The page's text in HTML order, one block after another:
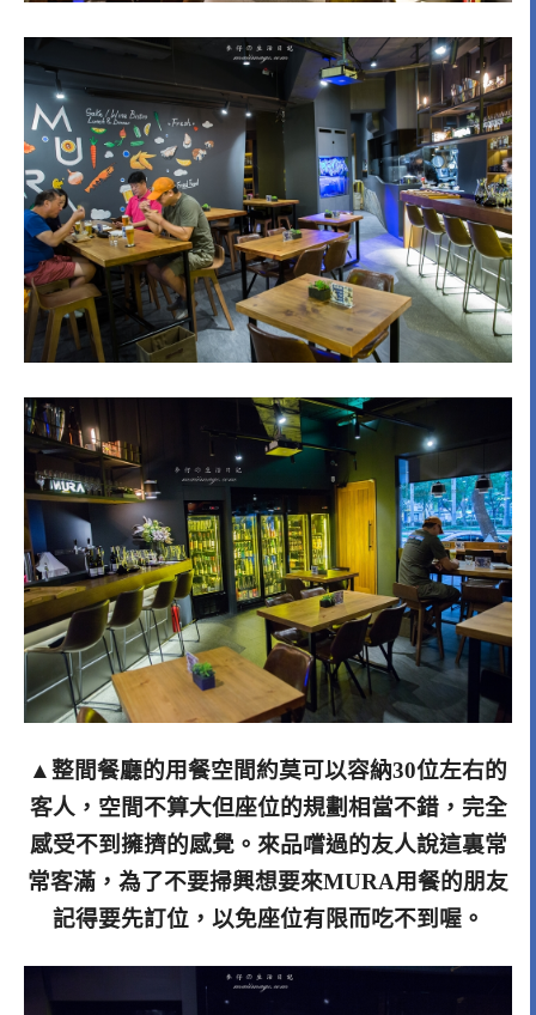
▲整間餐廳的用餐空間約莫可以容納30位左右的
客人，空間不算大但座位的規劃相當不錯，完全
感受不到擁擠的感覺。來品嚐過的友人說這裏常
常客滿，為了不要掃興想要來MURA用餐的朋友
記得要先訂位，以免座位有限而吃不到喔。